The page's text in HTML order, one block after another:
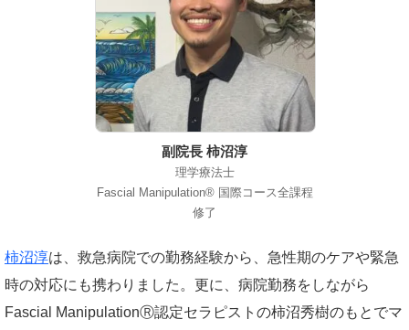
副院長 柿沼淳
理学療法士
Fascial Manipulation® 国際コース全課程
修了
柿沼淳は、救急病院での勤務経験から、急性期のケアや緊急
時の対応にも携わりました。更に、病院勤務をしながら
Fascial ManipulationⓇ認定セラピストの柿沼秀樹のもとでマ